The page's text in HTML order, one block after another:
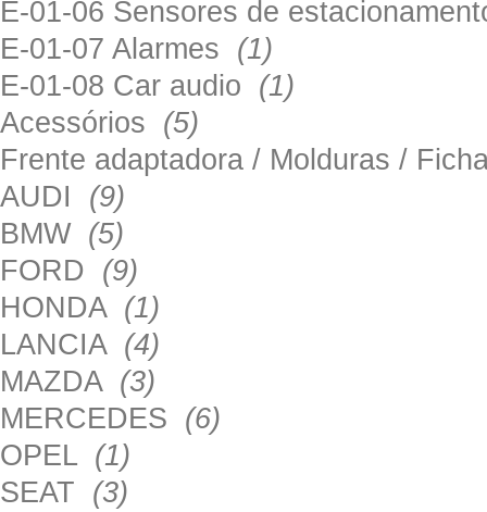
E-01-06 Sensores de
E-01-07 Alarmes (1)
E-01-08 Car audio (1)
Acessórios (5)
Frente adaptadora / Molduras /
AUDI (9)
BMW (5)
FORD (9)
HONDA (1)
LANCIA (4)
MAZDA (3)
MERCEDES (6)
OPEL (1)
SEAT (3)